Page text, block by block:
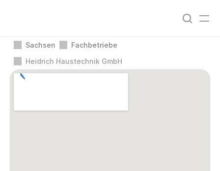
Sachsen
Fachbetriebe
Heidrich Haustechnik GmbH